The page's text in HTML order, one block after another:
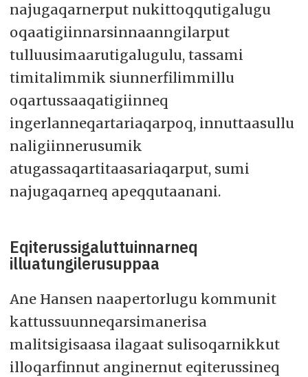
najugaqarnerput nukittoqqutigalugu
oqaatigiinnarsinnaanngilarput
tulluusimaarutigalugulu, tassami
timitalimmik siunnerfilimmillu
oqartussaaqatigiinneq
ingerlanneqartariaqarpoq, innuttaasullu
naligiinnerusumik
atugassaqartitaasariaqarput, sumi
najugaqarneq apeqqutaanani.
Eqiterussigaluttuinnarneq
illuatungilerusuppaa
Ane Hansen naapertorlugu kommunit
kattussuunneqarsimanerisa
malitsigisaasa ilagaat sulisoqarnikkut
illoqarfinnut anginernut eqiterussineq